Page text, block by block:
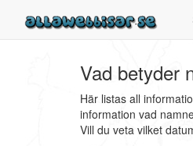
Vad betyder
Här listas all
information vad
Vill du veta vilket